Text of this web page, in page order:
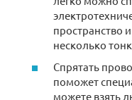
пространство
несколько
Спрятать
поможет
можете взять